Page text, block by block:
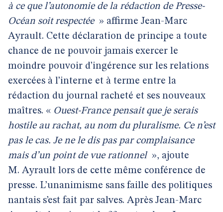
à ce que l’autonomie de la rédaction de Presse-
Océan soit respectée » affirme Jean-Marc
Ayrault. Cette déclaration de principe a toute
chance de ne pouvoir jamais exercer le
moindre pouvoir d’ingérence sur les relations
exercées à l’interne et à terme entre la
rédaction du journal racheté et ses nouveaux
maîtres. « Ouest-France pensait que je serais
hostile au rachat, au nom du pluralisme. Ce n’est
pas le cas. Je ne le dis pas par complaisance
mais d’un point de vue rationnel », ajoute
M. Ayrault lors de cette même conférence de
presse. L’unanimisme sans faille des politiques
nantais s’est fait par salves. Après Jean-Marc